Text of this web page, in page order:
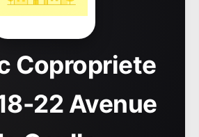
Copropriete
22 Avenue